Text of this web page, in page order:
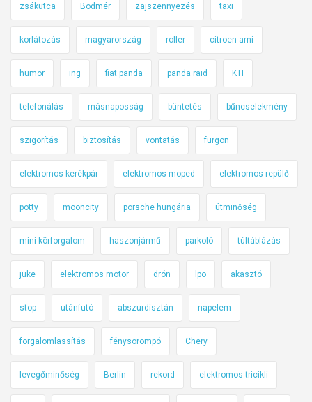
zsákutca Bodmér zajszennyezés taxi
korlátozás magyarország roller citroen ami
humor ing fiat panda panda raid KTI
telefonálás másnaposság büntetés bűncselekmény
szigorítás biztosítás vontatás furgon
elektromos kerékpár elektromos moped elektromos repülő
pötty mooncity porsche hungária útminőség
mini körforgalom haszonjármű parkoló túltáblázás
juke elektromos motor drón lpö akasztó
stop utánfutó abszurdisztán napelem
forgalomlassítás fénysorompó Chery
levegőminőség Berlin rekord elektromos tricikli